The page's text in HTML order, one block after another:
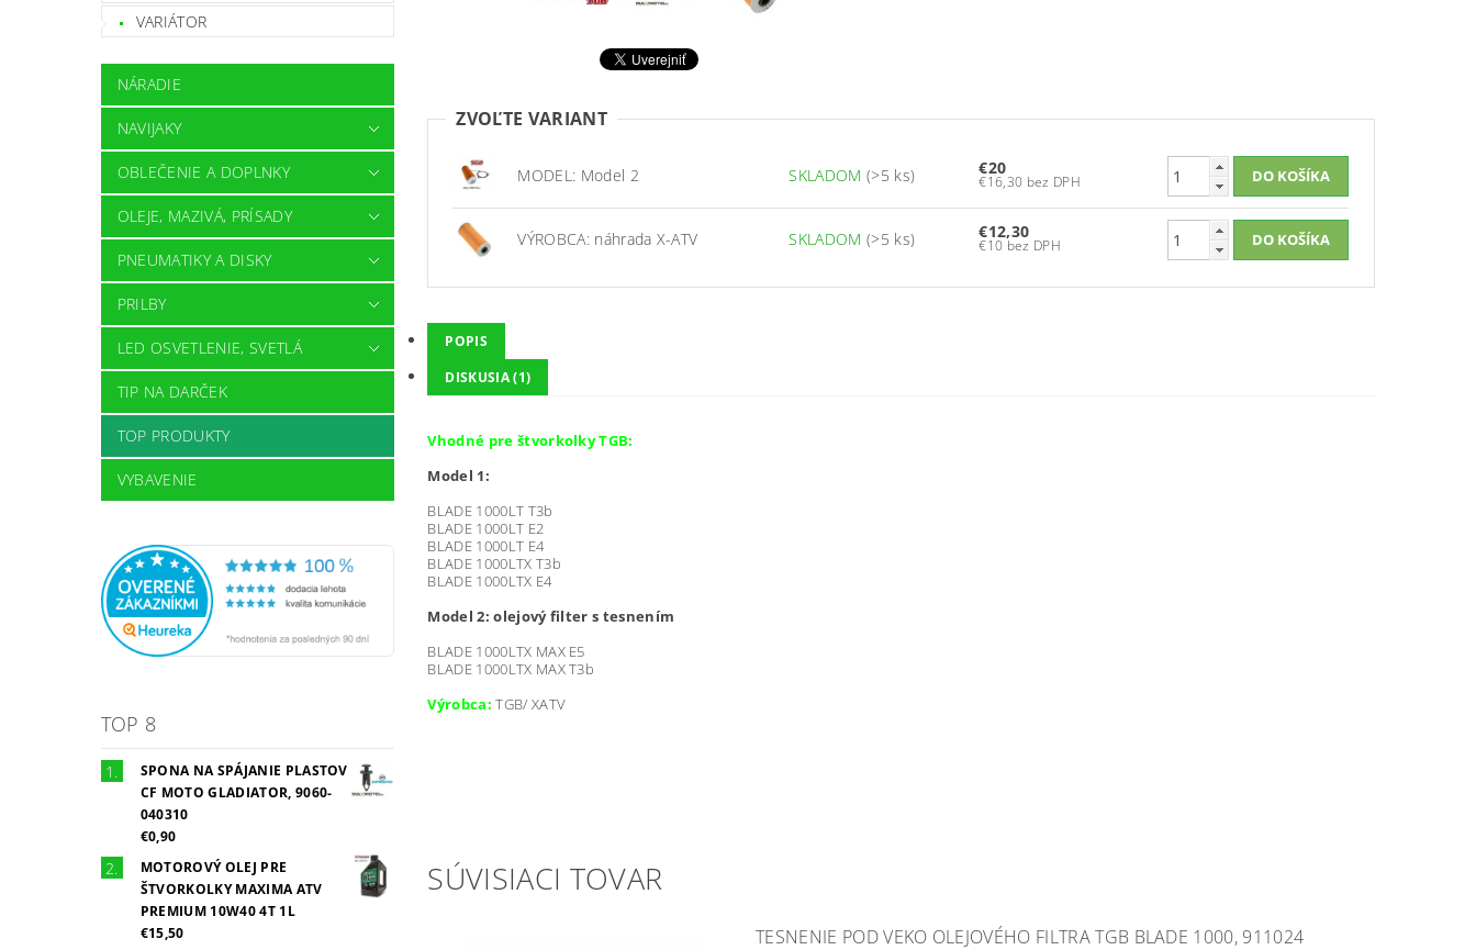
VARIÁTOR
NÁRADIE
NAVIJAKY
OBLEČENIE A DOPLNKY
OLEJE, MAZIVÁ, PRÍSADY
PNEUMATIKY A DISKY
PRILBY
LED OSVETLENIE, SVETLÁ
TIP NA DARČEK
TOP PRODUKTY
VYBAVENIE
TOP 8
SPONA NA SPÁJANIE PLASTOV
CF MOTO GLADIATOR, 9060-
040310
€0,90
MOTOROVÝ OLEJ PRE
ŠTVORKOLKY MAXIMA ATV
PREMIUM 10W40 4T 1L
€15,50
ZVOĽTE VARIANT
MODEL: Model 2 SKLADOM (>5 ks) €20
€16,30 bez DPH
VÝROBCA: náhrada X-ATV SKLADOM (>5 ks) €12,30
€10 bez DPH
POPIS
DISKUSIA (1)
Vhodné pre štvorkolky TGB:
Model 1:
BLADE 1000LT T3b
BLADE 1000LT E2
BLADE 1000LT E4
BLADE 1000LTX T3b
BLADE 1000LTX E4
Model 2: olejový filter s tesnením
BLADE 1000LTX MAX E5
BLADE 1000LTX MAX T3b
Výrobca: TGB/ XATV
SÚVISIACI TOVAR
TESNENIE POD VEKO OLEJOVÉHO FILTRA TGB BLADE 1000, 911024